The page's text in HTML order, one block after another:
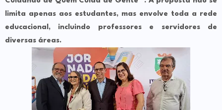
limita apenas aos estudantes, mas envolve toda a rede
educacional, incluindo professores e servidores de
diversas áreas.